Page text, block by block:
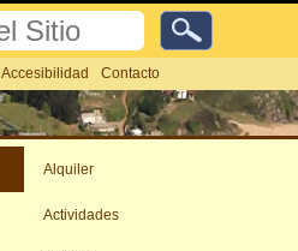
Accesibilidad Contacto
Alquiler
Actividades